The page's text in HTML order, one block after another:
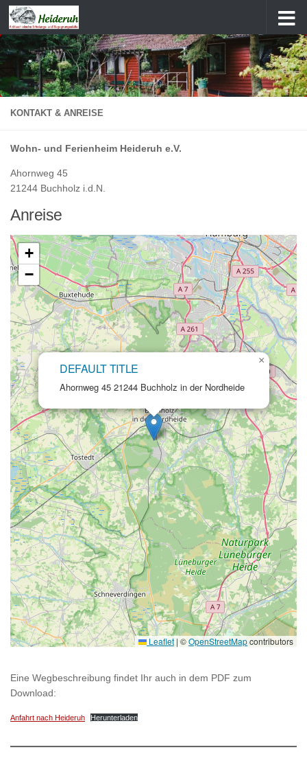
Zum Inhalt springen
KONTAKT & ANREISE
Wohn- und Ferienheim Heideruh e.V.
Ahornweg 45
21244 Buchholz i.d.N.
Anreise
DEFAULT TITLE
Ahornweg 45 21244 Buchholz in der Nordheide
×
+
−
Leaflet | ©OpenStreetMapcontributors
Eine Wegbeschreibung findet Ihr auch in dem PDF zum
Download:
Anfahrt nach Heideruh Herunterladen